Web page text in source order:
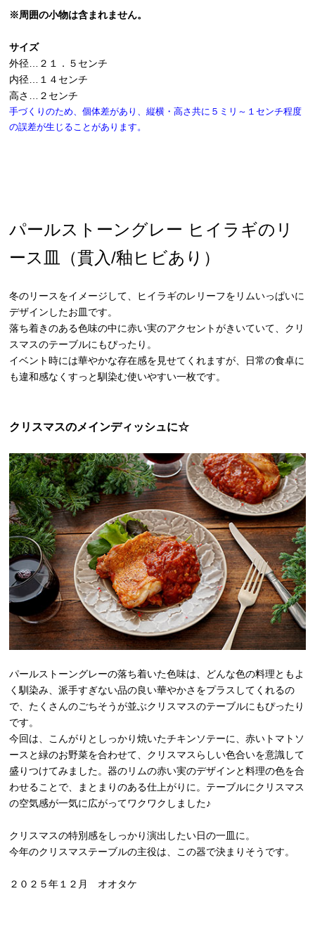
※周囲の小物は含まれません。
サイズ
外径…２１．５センチ
内径…１４センチ
高さ…２センチ
手づくりのため、個体差があり、縦横・高さ共に５ミリ～１センチ程度
の誤差が生じることがあります。
パールストーングレー ヒイラギのリ
ース皿（貫入/釉ヒビあり）
冬のリースをイメージして、ヒイラギのレリーフをリムいっぱいに
デザインしたお皿です。
落ち着きのある色味の中に赤い実のアクセントがきいていて、クリ
スマスのテーブルにもぴったり。
イベント時には華やかな存在感を見せてくれますが、日常の食卓に
も違和感なくすっと馴染む使いやすい一枚です。
クリスマスのメインディッシュに☆
パールストーングレーの落ち着いた色味は、どんな色の料理ともよ
く馴染み、派手すぎない品の良い華やかさをプラスしてくれるの
で、たくさんのごちそうが並ぶクリスマスのテーブルにもぴったり
です。
今回は、こんがりとしっかり焼いたチキンソテーに、赤いトマトソ
ースと緑のお野菜を合わせて、クリスマスらしい色合いを意識して
盛りつけてみました。器のリムの赤い実のデザインと料理の色を合
わせることで、まとまりのある仕上がりに。テーブルにクリスマス
の空気感が一気に広がってワクワクしました♪
クリスマスの特別感をしっかり演出したい日の一皿に。
今年のクリスマステーブルの主役は、この器で決まりそうです。
２０２５年１２月 オオタケ